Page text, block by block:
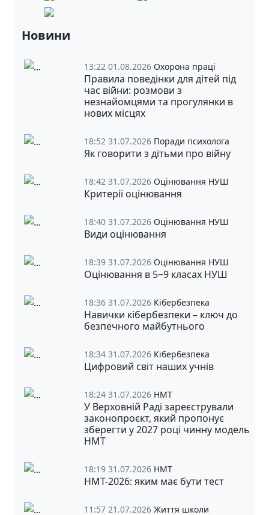
Новини
13:22 01.08.2026 Охорона праці
Правила поведінки для дітей під
час війни: розмови з
незнайомцями та прогулянки в
нових місцях
18:52 31.07.2026 Поради психолога
Як говорити з дітьми про війну
18:42 31.07.2026 Оцінювання НУШ
Критерії оцінювання
18:40 31.07.2026 Оцінювання НУШ
Види оцінювання
18:39 31.07.2026 Оцінювання НУШ
Оцінювання в 5‒9 класах НУШ
18:36 31.07.2026 Кібербезпека
Навички кібербезпеки – ключ до
безпечного майбутнього
18:34 31.07.2026 Кібербезпека
Цифровий світ наших учнів
18:24 31.07.2026 НМТ
У Верховній Раді зареєстрували
законопроєкт, який пропонує
зберегти у 2027 році чинну модель
НМТ
18:19 31.07.2026 НМТ
НМТ-2026: яким має бути тест
11:57 21.07.2026 Життя школи